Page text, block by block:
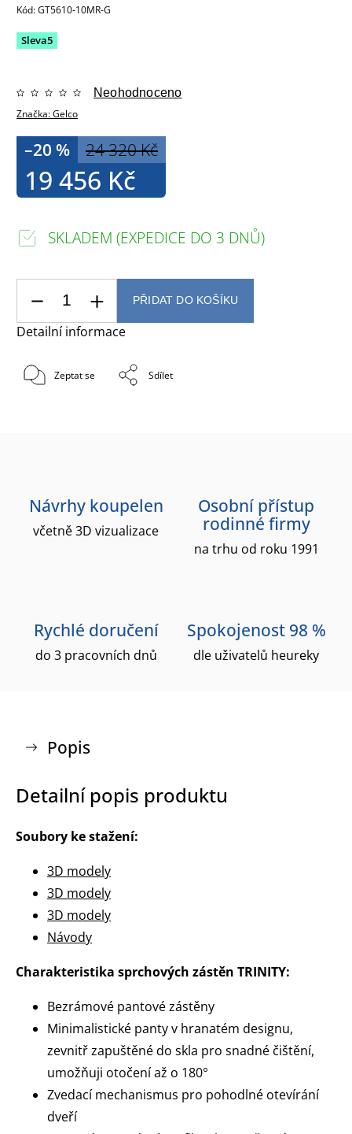
Kód:GT5610-10MR-G
Sleva5
Značka:Gelco
Neohodnoceno
24 320 Kč
–20 %
19 456 Kč
SKLADEM (EXPEDICE DO 3 DNŮ)
PŘIDAT DO KOŠÍKU
Detailní informace
Zeptat se Sdílet
Návrhy koupelen
včetně 3D vizualizace
Osobní přístup
rodinné firmy
na trhu od roku 1991
Rychlé doručení
do 3 pracovních dnů
Spokojenost 98 %
dle uživatelů heureky
Popis
Detailní popis produktu
Soubory ke stažení:
3D modely
3D modely
3D modely
Návody
Charakteristika sprchových zástěn TRINITY:
Bezrámové pantové zástěny
Minimalistické panty v hranatém designu,
zevnitř zapuštěné do skla pro snadné čištění,
umožňuji otočení až o 180°
Zvedací mechanismus pro pohodlné otevírání
dveří